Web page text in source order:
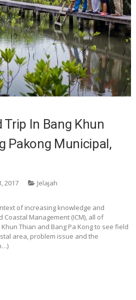
Trip In Bang Khun
Pakong Municipal,
2017 Jelajah
of increasing knowledge and
Management (ICM), all of
Thian and Bang Pa Kong to see field
area, problem issue and the